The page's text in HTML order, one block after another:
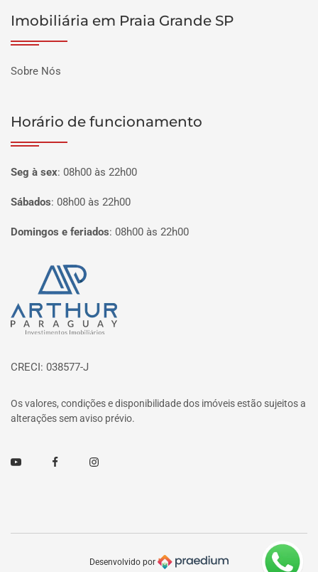
Imobiliária em Praia Grande SP
Sobre Nós
Horário de funcionamento
Seg à sex: 08h00 às 22h00
Sábados: 08h00 às 22h00
Domingos e feriados: 08h00 às 22h00
Página inicial
CRECI: 038577-J
Os valores, condições e disponibilidade dos imóveis estão sujeitos a
alterações sem aviso prévio.
Youtube FacebookInstagram
Desenvolvido por